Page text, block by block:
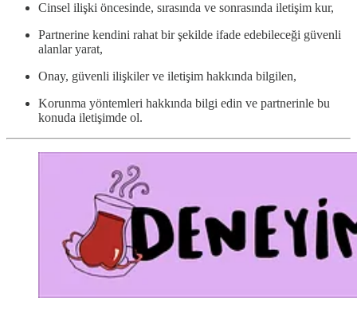
Cinsel ilişki öncesinde, sırasında ve sonrasında iletişim kur,
Partnerine kendini rahat bir şekilde ifade edebileceği güvenli
alanlar yarat,
Onay, güvenli ilişkiler ve iletişim hakkında bilgilen,
Korunma yöntemleri hakkında bilgi edin ve partnerinle bu
konuda iletişimde ol.